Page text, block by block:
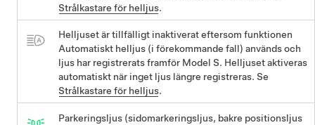
Strålkastare för helljus.
Helljuset är tillfälligt inaktiverat eftersom funktionen
Automatiskt helljus (i förekommande fall)används och
ljus har registrerats framför Model S. Helljuset aktiveras
automatiskt när inget ljus längre registreras. Se
Strålkastare för helljus.
Parkeringsljus (sidomarkeringsljus, bakre positionsljus